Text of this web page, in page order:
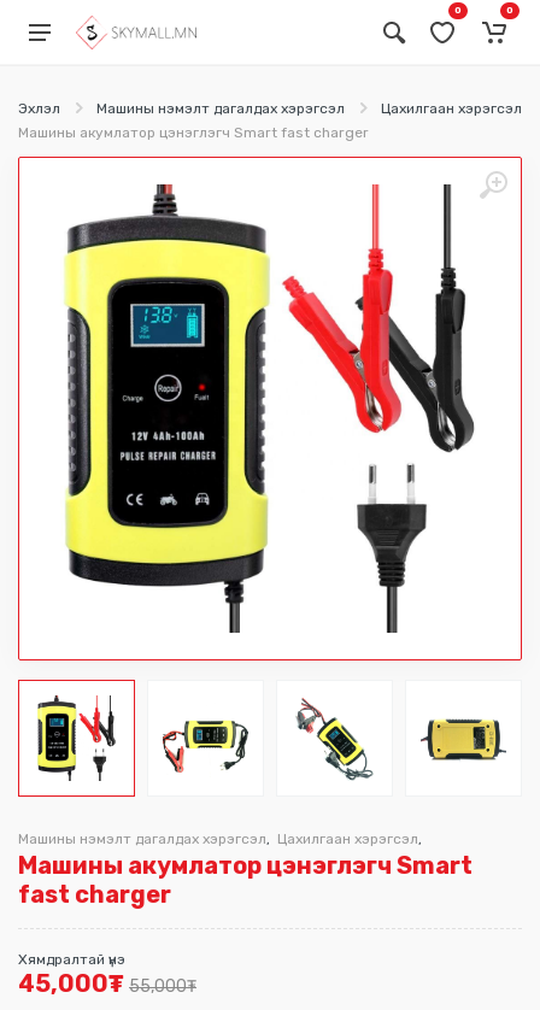
0 0
Эхлэл Машины нэмэлт дагалдах хэрэгсэл
Цахилгаан хэрэгсэл
Машины акумлатор цэнэглэгч Smart fast charger
Машины нэмэлт дагалдах хэрэгсэл, Цахилгаан хэрэгсэл,
Машины акумлатор цэнэглэгч Smart
fast charger
Хямдралтай үнэ
45,000₮ 55,000₮